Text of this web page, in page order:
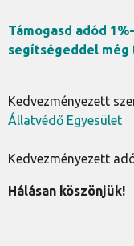
Támogasd adód
segítségeddel még
Kedvezményezett
Állatvédő Egyesület
Kedvezményezett
Hálásan köszönjük!